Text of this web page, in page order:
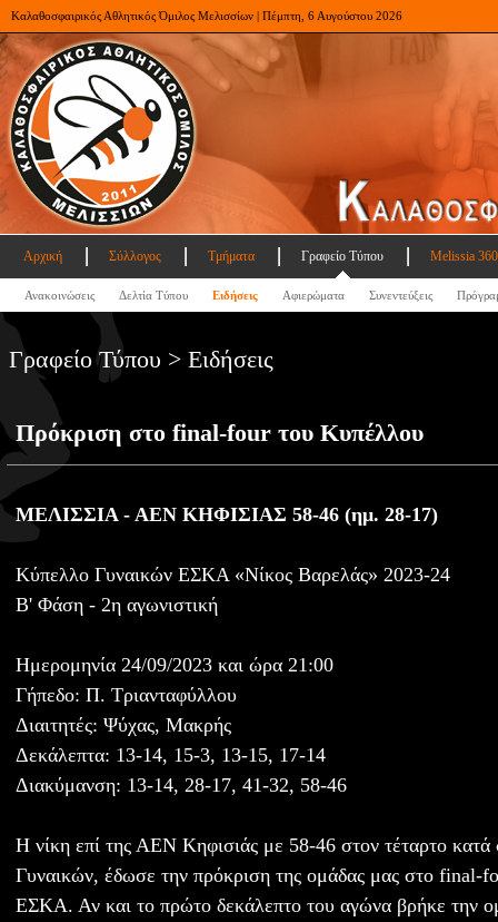
Καλαθοσφαιρικός Αθλητικός Όμιλος Μελισσίων | Πέμπτη, 6 Αυγούστου 2026
Αρχική Σύλλογος Τμήματα Γραφείο Τύπου Melissia
Ανακοινώσεις Δελτία Τύπου Ειδήσεις Αφιερώματα Συνεντεύξεις
Γραφείο Τύπου > Ειδήσεις
Πρόκριση στο final-four του Κυπέλλου
ΜΕΛΙΣΣΙΑ - ΑΕΝ ΚΗΦΙΣΙΑΣ 58-46 (ημ. 28-17)
Κύπελλο Γυναικών ΕΣΚΑ «Νίκος Βαρελάς» 2023-24
Β' Φάση - 2η αγωνιστική
Ημερομηνία 24/09/2023 και ώρα 21:00
Γήπεδο: Π. Τριανταφύλλου
Διαιτητές: Ψύχας, Μακρής
Δεκάλεπτα: 13-14, 15-3, 13-15, 17-14
Διακύμανση: 13-14, 28-17, 41-32, 58-46
Η νίκη επί της ΑΕΝ Κηφισιάς με 58-46 στον τέταρτο
Γυναικών, έδωσε την πρόκριση της ομάδας μας στο final-
ΕΣΚΑ. Αν και το πρώτο δεκάλεπτο του αγώνα βρήκε την